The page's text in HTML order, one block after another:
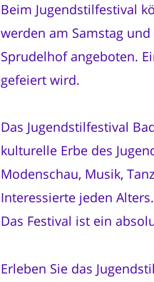
Beim Jugendstilfestival
werden am Samstag
Sprudelhof angeboten.
gefeiert wird.
Das Jugendstilfestival
kulturelle Erbe des
Modenschau, Musik,
Interessierte jeden
Das Festival ist ein
Erleben Sie das